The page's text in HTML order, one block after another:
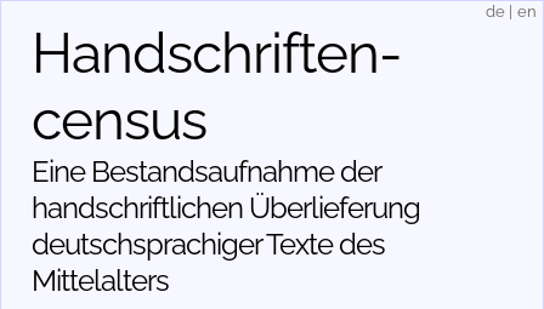
Handschriften­
census
Eine Bestandsaufnahme der
handschriftlichen Über­lieferung
deutschsprachiger Texte des
Mittelalters
de en